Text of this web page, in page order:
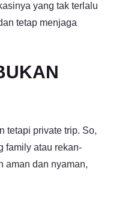
yang tak terlalu
tetap menjaga
tetapi private trip. So,
family atau rekan-
aman dan nyaman,